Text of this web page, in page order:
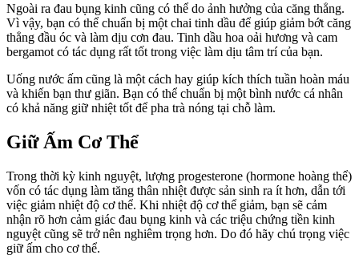
Ngoài ra đau bụng kinh cũng có thể do ảnh hưởng của căng thẳng.
Vì vậy, bạn có thể chuẩn bị một chai tinh dầu để giúp giảm bớt căng
thẳng đầu óc và làm dịu cơn đau. Tinh dầu hoa oải hương và cam
bergamot có tác dụng rất tốt trong việc làm dịu tâm trí của bạn.
Uống nước ấm cũng là một cách hay giúp kích thích tuần hoàn máu
và khiến bạn thư giãn. Bạn có thể chuẩn bị một bình nước cá nhân
có khả năng giữ nhiệt tốt để pha trà nóng tại chỗ làm.
Giữ Ấm Cơ Thể
Trong thời kỳ kinh nguyệt, lượng progesterone (hormone hoàng thể)
vốn có tác dụng làm tăng thân nhiệt được sản sinh ra ít hơn, dẫn tới
việc giảm nhiệt độ cơ thể. Khi nhiệt độ cơ thể giảm, bạn sẽ cảm
nhận rõ hơn cảm giác đau bụng kinh và các triệu chứng tiền kinh
nguyệt cũng sẽ trở nên nghiêm trọng hơn. Do đó hãy chú trọng việc
giữ ấm cho cơ thể.